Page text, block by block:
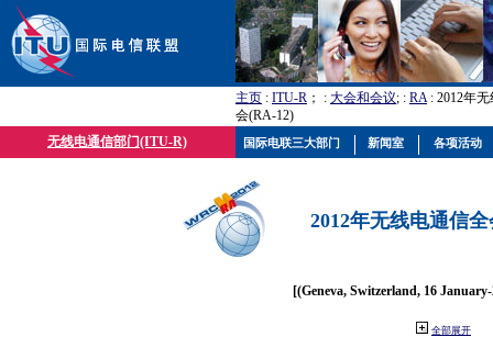
主页 : ITU-R ； : 大会和会议; : RA: 2012年
会(RA-12)
无线电通信部门(ITU-R)
2012年无线电通信
[(Geneva, Switzerland, 16
全部展开
国际电联三大部门 新闻室 各项活动